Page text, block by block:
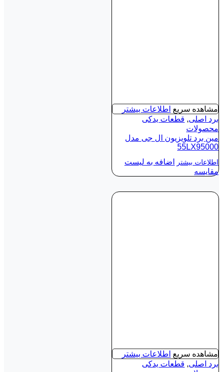
مشاهده سریع اطلاعات بیشتر
برد اصلی, قطعات یدکی
محصولات
مین برد تلویزیون ال جی مدل
55LX95000
اطلاعات بیشتر
اضافه به لیست
مقایسه
مشاهده سریع اطلاعات بیشتر
برد اصلی, قطعات یدکی